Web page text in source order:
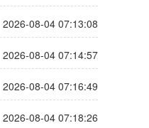
2026-08-04 07:13:08
2026-08-04 07:14:57
2026-08-04 07:16:49
2026-08-04 07:18:26